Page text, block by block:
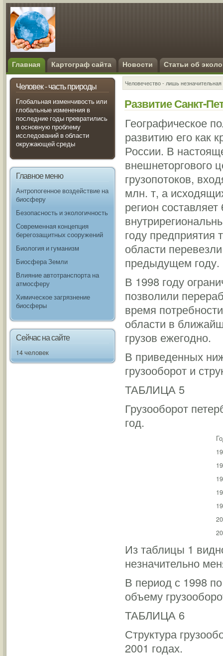
Главная Картограф сайта Новости Статьи об
Человек - часть природы
Глобальная изменчивость или
глобальные изменения в
последние годы превратились
в основную проблему
исследований в области
окружающей среды
Главное меню
Антропогенное воздействие на
биосферу
Безопасность и экологичность
Современная концепция
берегозащитных сооружений
Биология и гуманизм
Биосфера Земли
Влияние автотранспорта на
атмосферу
Химическое загрязнение
биосферы
Сейчас на сайте
14 человек
Человечество - лишь
Развитие Санкт-
Географическое
развитию его как
России. В
внешнеторгового
грузопотоков,
млн. т, а
регион
году предприятия
области
предыдущем году.
В 1998 году
позволили
время
области в
грузов ежегодно.
В приведенных
грузооборот и
ТАБЛИЦА 5
Грузооборот
год.
Из таблицы 1
незначительно
В период с 1998
объему
ТАБЛИЦА 6
Структура
2001 годах.